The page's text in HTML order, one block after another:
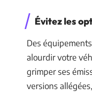
Évitez les
Des
alourdir votre
grimper ses
versions